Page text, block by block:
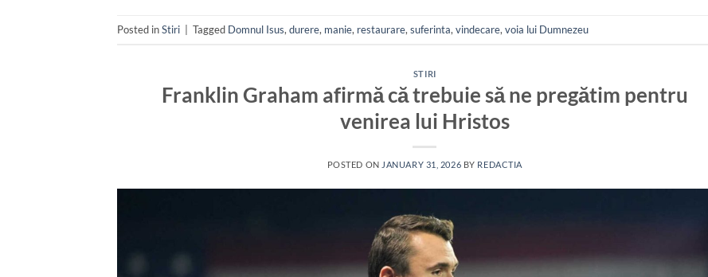
Posted inStiri Tagged Domnul Isus, durere, manie, restaurare, suferinta, vindecare, voia lui Dumnezeu
STIRI
Franklin Graham afirmă că trebuie să ne pregătim pentru
venirea lui Hristos
POSTED ON JANUARY 31, 2026 BY REDACTIA